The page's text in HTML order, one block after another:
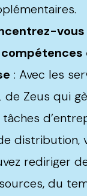
vous
: Avec les
de Zeus qui
tâches
distribution,
rediriger
du